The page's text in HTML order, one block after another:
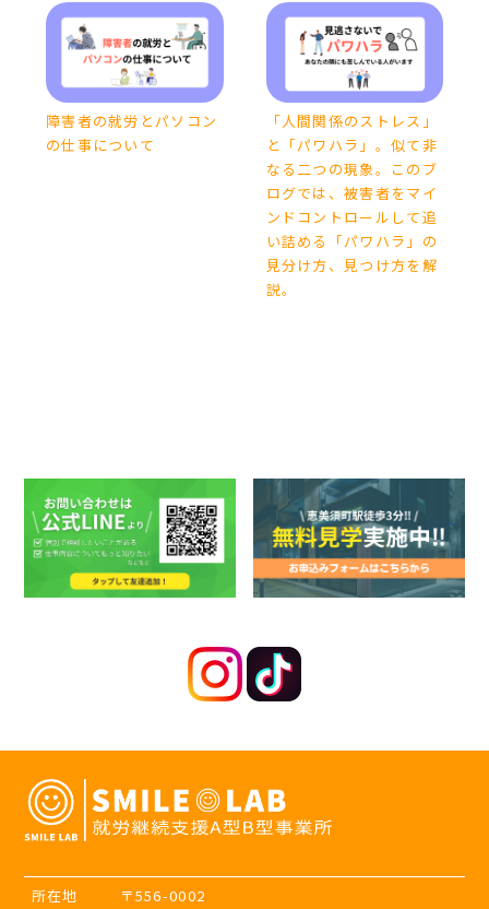
障害者の就労とパソコン
の仕事について
「人間関係のストレス」
と「パワハラ」。似て非
なる二つの現象。このブ
ログでは、被害者をマイ
ンドコントロールして追
い詰める「パワハラ」の
見分け方、見つけ方を解
説。
所在地 〒556-0002